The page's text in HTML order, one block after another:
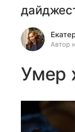
Автор
Умер